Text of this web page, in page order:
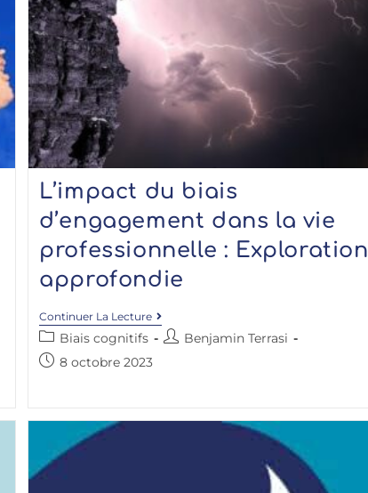
L’impact du biais
d’engagement dans la vie
professionnelle : Exploration
approfondie
Continuer La Lecture
Biais cognitifs
Benjamin Terrasi
8 octobre 2023